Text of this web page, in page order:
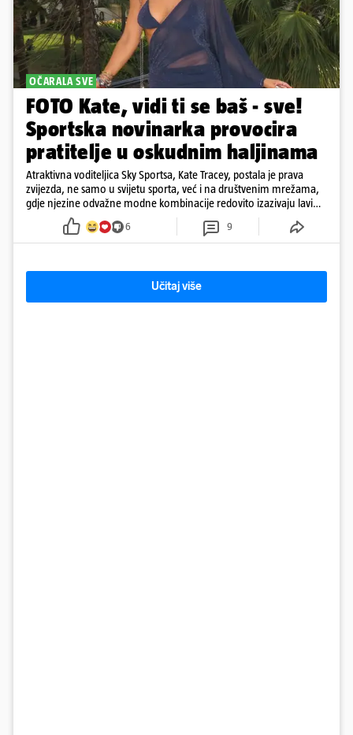
OČARALA SVE
FOTO Kate, vidi ti se baš - sve!
Sportska novinarka provocira
pratitelje u oskudnim haljinama
Atraktivna voditeljica Sky Sportsa, Kate Tracey, postala je prava
zvijezda, ne samo u svijetu sporta, već i na društvenim mrežama,
gdje njezine odvažne modne kombinacije redovito izazivaju lavinu
6 9
Učitaj više